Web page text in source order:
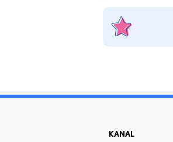
KANAL